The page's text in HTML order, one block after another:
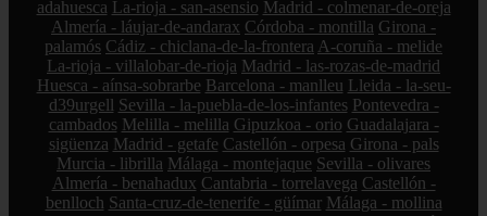
adahuesca La-rioja - san-asensio Madrid - colmenar-de-oreja
Almería - láujar-de-andarax Córdoba - montilla Girona -
palamós Cádiz - chiclana-de-la-frontera A-coruña - melide
La-rioja - villalobar-de-rioja Madrid - las-rozas-de-madrid
Huesca - aínsa-sobrarbe Barcelona - manlleu Lleida - la-seu-
d39urgell Sevilla - la-puebla-de-los-infantes Pontevedra -
cambados Melilla - melilla Gipuzkoa - orio Guadalajara -
sigüenza Madrid - getafe Castellón - orpesa Girona - pals
Murcia - librilla Málaga - montejaque Sevilla - olivares
Almería - benahadux Cantabria - torrelavega Castellón -
benlloch Santa-cruz-de-tenerife - güímar Málaga - mollina